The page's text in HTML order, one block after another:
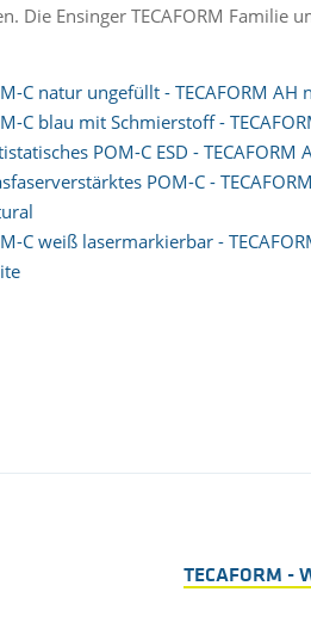
Die Ensinger TECAFORM Familie
C natur ungefüllt - TECAFORM AH
C blau mit Schmierstoff -
POM-C ESD - TECAFORM
POM-C -
C weiß lasermarkierbar -
TECAFORM -